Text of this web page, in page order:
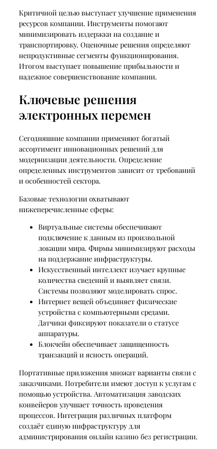
Критичной целью выступает улучшение применения
ресурсов компании. Инструменты помогают
минимизировать издержки на создание и
транспортировку. Оценочные решения определяют
непродуктивные сегменты функционирования.
Итогом выступает повышение прибыльности и
надежное совершенствование компании.
Ключевые решения
электронных перемен
Сегодняшние компании применяют богатый
ассортимент инновационных решений для
модернизации деятельности. Определение
определенных инструментов зависит от требований
и особенностей сектора.
Базовые технологии охватывают
нижеперечисленные сферы:
Виртуальные системы обеспечивают
подключение к данным из произвольной
локации мира. Фирмы минимизируют расходы
на поддержание инфраструктуры.
Искусственный интеллект изучает крупные
количества сведений и выявляет связи.
Системы позволяют моделировать спрос.
Интернет вещей объединяет физические
устройства с компьютерными средами.
Датчики фиксируют показатели о статусе
аппаратуры.
Блокчейн обеспечивает защищенность
транзакций и ясность операций.
Портативные приложения множат варианты связи с
заказчиками. Потребители имеют доступ к услугам с
помощью устройства. Автоматизация заводских
конвейеров улучшает точность проведения
процессов. Интеграция различных платформ
создаёт единую инфраструктуру для
администрирования онлайн казино без регистрации.